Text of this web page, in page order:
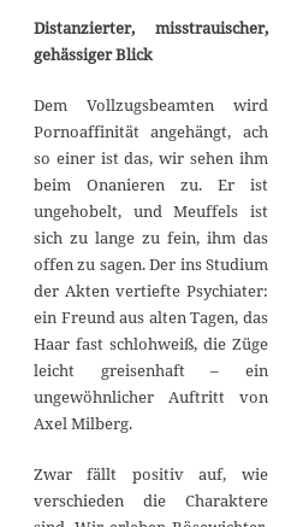
Distanzierter, misstrauischer,
gehässiger Blick
Dem Vollzugsbeamten wird
Pornoaffinität angehängt, ach
so einer ist das, wir sehen ihm
beim Onanieren zu. Er ist
ungehobelt, und Meuffels ist
sich zu lange zu fein, ihm das
offen zu sagen. Der ins Studium
der Akten vertiefte Psychiater:
ein Freund aus alten Tagen, das
Haar fast schlohweiß, die Züge
leicht greisenhaft – ein
ungewöhnlicher Auftritt von
Axel Milberg.
Zwar fällt positiv auf, wie
verschieden die Charaktere